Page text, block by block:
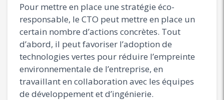
Pour mettre en place une stratégie éco-
responsable, le CTO peut mettre en place un
certain nombre d’actions concrètes. Tout
d’abord, il peut favoriser l’adoption de
technologies vertes pour réduire l’empreinte
environnementale de l’entreprise, en
travaillant en collaboration avec les équipes
de développement et d’ingénierie.